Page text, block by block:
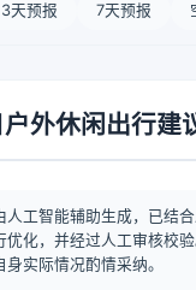
3天预报 7天预报
外休闲出行建
人工智能辅助生成，已结
优化，并经过人工审核校
实际情况酌情采纳。